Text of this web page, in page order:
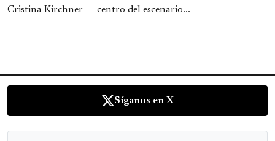
centro del escenario...
Síganos en X